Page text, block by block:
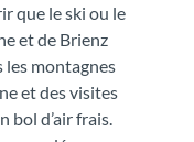
que le ski ou le
et de Brienz
les montagnes
et des visites
d’air frais.